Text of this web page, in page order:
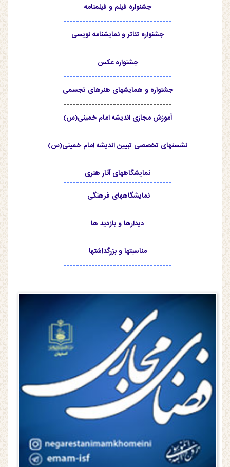
جشنواره فیلم و فیلمنامه
-----------------------------------
جشنواره تئاتر و نمایشنامه نویسی
-----------------------------------
جشنواره عکس
-----------------------------------
جشنواره و همایشهای هنرهای تجسمی
-----------------------------------
آموزش مجازی اندیشه امام خمینی(س)
-----------------------------------
نشستهای تخصصی تبیین اندیشه امام خمینی(س)
-----------------------------------
نمایشگاههای آثار هنری
-----------------------------------
نمایشگاههای فرهنگی
-----------------------------------
دیدارها و بازدید ها
-----------------------------------
مناسبتها و بزرگداشتها
-----------------------------------